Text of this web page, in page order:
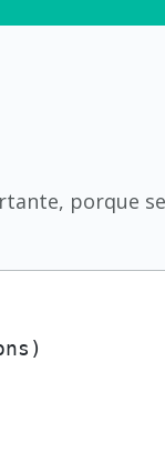
porque